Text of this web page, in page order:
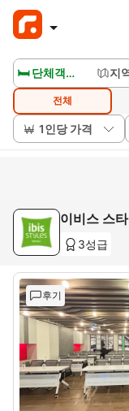
🛏️ 단체객실보기 지
전체
1인당 가격
이비스 스
3성급
후기